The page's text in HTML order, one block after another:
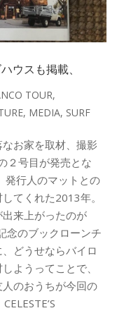
ウスも掲載、
TOUR,
, MEDIA, SURF
お家を取材、撮影
２号目が発売とな
発行人のマットとの
てくれた2013年。
来上がったのが
念のブックローンチ
どうせならバイロ
ようってことで、
のおうちが今回の